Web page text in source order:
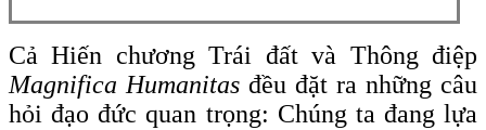
Cả Hiến chương Trái đất và Thông điệp
Magnifica Humanitas đều đặt ra những câu
hỏi đạo đức quan trọng: Chúng ta đang lựa